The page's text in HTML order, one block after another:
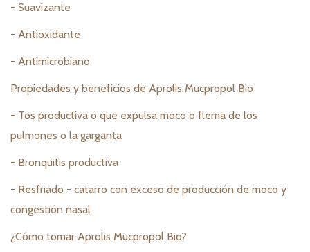
- Suavizante
- Antioxidante
- Antimicrobiano
Propiedades y beneficios de Aprolis Mucpropol Bio
- Tos productiva o que expulsa moco o flema de los
pulmones o la garganta
- Bronquitis productiva
- Resfriado - catarro con exceso de producción de moco y
congestión nasal
¿Cómo tomar Aprolis Mucpropol Bio?